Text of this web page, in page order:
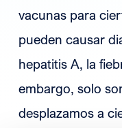
vacunas para
pueden causar
hepatitis A, la
embargo, solo
desplazamos a